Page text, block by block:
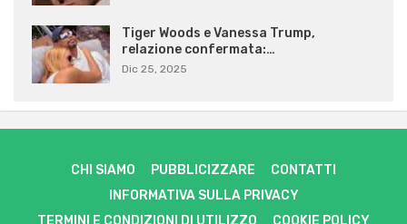
Tiger Woods e Vanessa Trump,
relazione confermata:…
Dic 25, 2025
CHI SIAMO PUBBLICIZZARE
CONTATTI
INFORMATIVA SULLA PRIVACY
TERMINI E CONDIZIONI DI UTILIZZO
COOKIE POLICY